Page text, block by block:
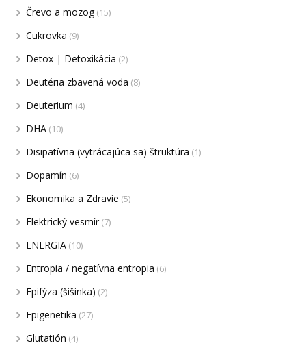
Črevo a mozog (15)
Cukrovka (9)
Detox | Detoxikácia (2)
Deutéria zbavená voda (8)
Deuterium (4)
DHA (10)
Disipatívna (vytrácajúca sa) štruktúra (1)
Dopamín (6)
Ekonomika a Zdravie (5)
Elektrický vesmír (7)
ENERGIA (10)
Entropia / negatívna entropia (6)
Epifýza (šišinka) (2)
Epigenetika (27)
Glutatión (4)